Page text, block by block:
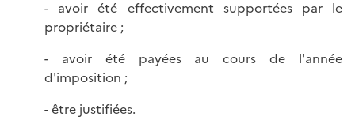
- avoir été effectivement supportées par le
propriétaire ;
- avoir été payées au cours de l'année
d'imposition ;
- être justifiées.